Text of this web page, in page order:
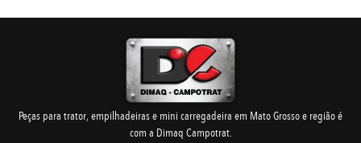
Peças para trator, empilhadeiras e mini carregadeira em Mato Grosso e região é
com a Dimaq Campotrat.